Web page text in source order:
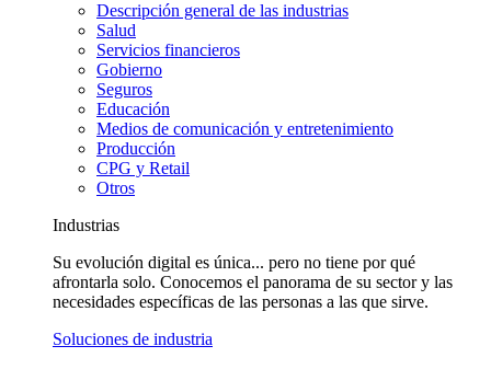
Descripción general de las industrias
Salud
Servicios financieros
Gobierno
Seguros
Educación
Medios de comunicación y entretenimiento
Producción
CPG y Retail
Otros
Industrias
Su evolución digital es única... pero no tiene por qué
afrontarla solo. Conocemos el panorama de su sector y las
necesidades específicas de las personas a las que sirve.
Soluciones de industria